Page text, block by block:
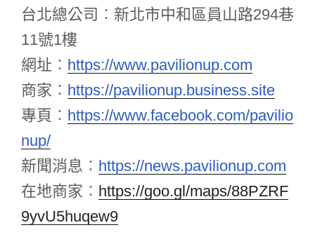
台北總公司︰新北市中和區員山路294巷
11號1樓
網址︰ https://www.pavilionup.com
商家︰ https://pavilionup.business.site
專頁︰ https://www.facebook.com/pavilio
nup/
新聞消息︰ https://news.pavilionup.com
在地商家 ︰ https://goo.gl/maps/88PZRF
9yvU5huqew9